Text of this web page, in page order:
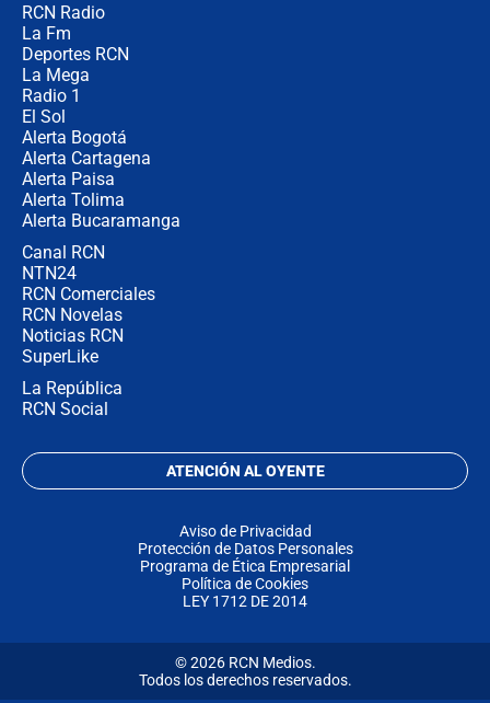
RCN Radio
La Fm
Deportes RCN
La Mega
Radio 1
El Sol
Alerta Bogotá
Alerta Cartagena
Alerta Paisa
Alerta Tolima
Alerta Bucaramanga
Canal RCN
NTN24
RCN Comerciales
RCN Novelas
Noticias RCN
SuperLike
La República
RCN Social
ATENCIÓN AL OYENTE
Aviso de Privacidad
Protección de Datos Personales
Programa de Ética Empresarial
Política de Cookies
LEY 1712 DE 2014
© 2026 RCN Medios.
Todos los derechos reservados.